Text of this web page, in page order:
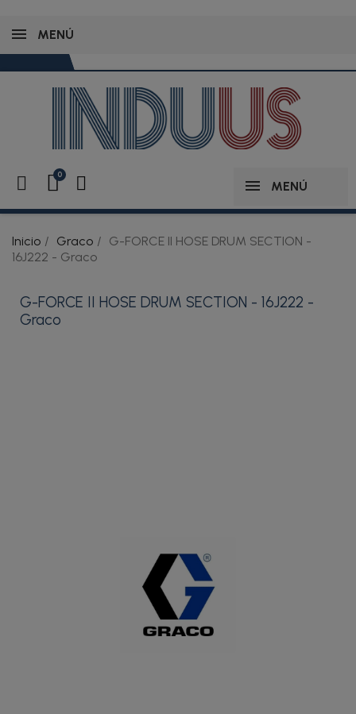
MENÚ
MENÚ
Inicio Graco
G-FORCE II HOSE DRUM SECTION -
16J222 - Graco
G-FORCE II HOSE DRUM SECTION - 16J222 -
Graco